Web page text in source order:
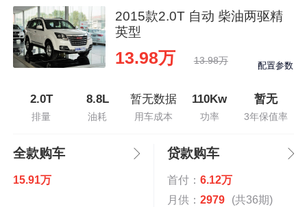
2015款2.0T 自动 柴油两驱精
英型
13.98万 13.98万 配置参数
2.0T
排量
8.8L
油耗
暂无数据
用车成本
110Kw
功率
暂无
3年保值率
全款购车
15.91万
贷款购车
首付： 6.12万
月供： 2979 (共36期)